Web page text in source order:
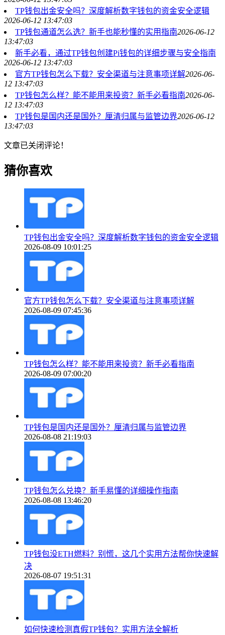
TP钱包出金安全吗？深度解析数字钱包的资金安全逻辑
2026-06-12 13:47:03
TP钱包通道怎么选？新手也能秒懂的实用指南2026-06-12
13:47:03
新手必看，通过TP钱包创建Pi钱包的详细步骤与安全指南
2026-06-12 13:47:03
官方TP钱包怎么下载？安全渠道与注意事项详解2026-06-
12 13:47:03
TP钱包怎么样？能不能用来投资？新手必看指南2026-06-
12 13:47:03
TP钱包是国内还是国外？厘清归属与监管边界2026-06-12
13:47:03
文章已关闭评论！
猜你喜欢
TP钱包出金安全吗？深度解析数字钱包的资金安全逻辑
2026-08-09 10:01:25
官方TP钱包怎么下载？安全渠道与注意事项详解
2026-08-09 07:45:36
TP钱包怎么样？能不能用来投资？新手必看指南
2026-08-09 07:00:20
TP钱包是国内还是国外？厘清归属与监管边界
2026-08-08 21:19:03
TP钱包怎么兑换？新手易懂的详细操作指南
2026-08-08 13:46:20
TP钱包没ETH燃料？别慌，这几个实用方法帮你快速解
决
2026-08-07 19:51:31
如何快速检测真假TP钱包？实用方法全解析